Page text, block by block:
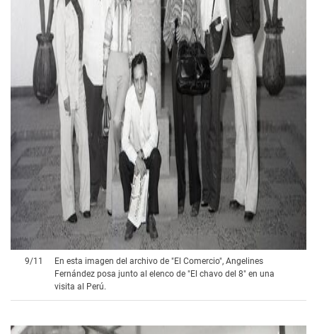
9/11
En esta imagen del archivo de "El Comercio", Angelines
Fernández posa junto al elenco de "El chavo del 8" en una
visita al Perú.